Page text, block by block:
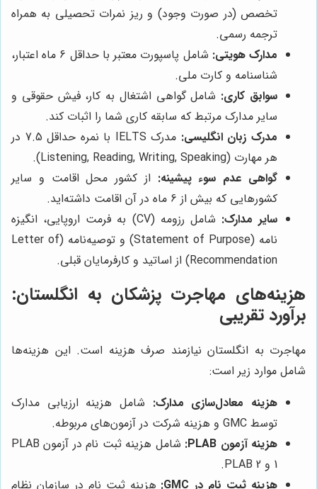
تخصص (در صورت وجود) و ریز نمرات تحصیلی به همراه
ترجمه رسمی.
مدارک هویتی:
شامل پاسپورت معتبر با حداقل 6 ماه اعتبار،
شناسنامه و کارت ملی.
سوابق کاری: شامل گواهی اشتغال به کار، فیش حقوقی و
سایر مدارک مرتبط که سابقه کاری شما را اثبات کند.
مدرک زبان انگلیسی:
مدرک IELTS با نمره حداقل 7.5 در
هر مهارت (Listening, Reading, Writing, Speaking).
گواهی عدم سوء پیشینه: از کشور محل اقامت و سایر
کشورهایی که بیش از 6 ماه در آن اقامت داشته‌اید.
سایر مدارک:
شامل رزومه (CV) به فرمت اروپایی، انگیزه
نامه (Statement of Purpose) و توصیه‌نامه (Letter of
Recommendation) از اساتید و کارفرمایان قبلی.
هزینه‌های مهاجرت پزشکان به انگلستان:
برآورد تقریبی
مهاجرت به انگلستان نیازمند صرف هزینه است. این هزینه‌ها
شامل موارد زیر است:
هزینه معادل‌سازی مدارک: شامل هزینه ارزیابی مدارک
توسط GMC و هزینه شرکت در آزمون‌های مربوطه.
هزینه آزمون PLAB:
شامل هزینه ثبت نام در آزمون PLAB
1 و PLAB 2.
هزینه ثبت نام در GMC:
هزینه ثبت نام در سازمان نظام